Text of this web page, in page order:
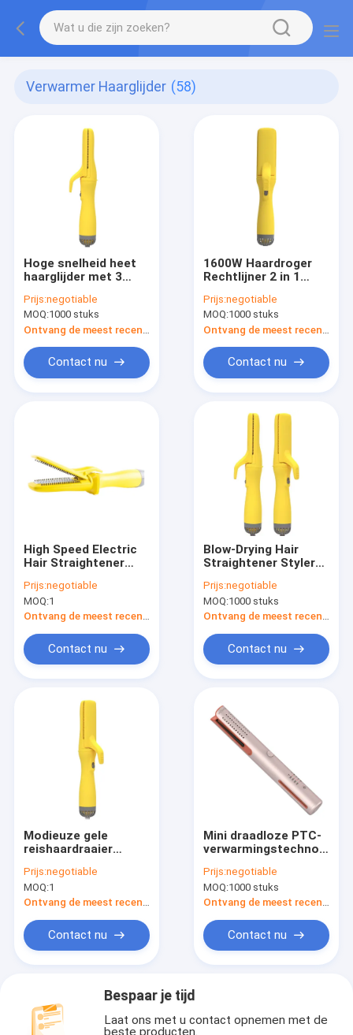
Verwarmer Haarglijder (58)
Hoge snelheid heet
haarglijder met 3
en meerdere
aansluitingsmogelijkheden
Prijs:negotiable
MOQ:1000 stuks
Contact nu
1600W Haardroger
Rechtlijner 2 in 1
Tool Krachtige
Blower Rechtlijner
Prijs:negotiable
MOQ:1000 stuks
Contact nu
High Speed Electric
Hair Straightener
thuis of op reis
Prijs:negotiable
MOQ:1
Contact nu
Blow-Drying Hair
Straightener Styler
voor huishoudens
Prijs:negotiable
MOQ:1000 stuks
Contact nu
Modieuze gele
reishaardraaier
Ionische blow droger
Prijs:negotiable
MOQ:1
Ontvang de meest recente Prijs
Contact nu
Mini draadloze PTC-
verwarmingstechnologie
haardraaier voor
buiten
Prijs:negotiable
MOQ:1000 stuks
Ontvang de meest recente Prijs
Contact nu
Bespaar je tijd
Laat ons met u contact opnemen met de
beste producten.